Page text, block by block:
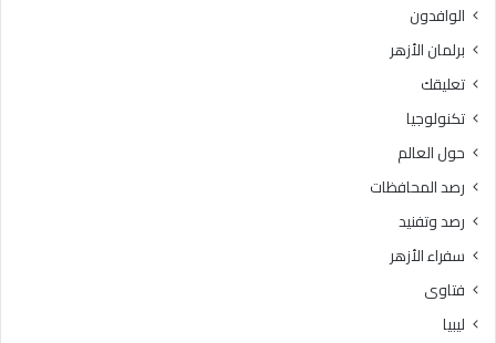
الوافدون
برلمان الأزهر
تعليقك
تكنولوجيا
حول العالم
رصد المحافظات
رصد وتفنيد
سفراء الأزهر
فتاوى
ليبيا